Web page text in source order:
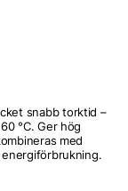
snabb torktid –
°C. Ger hög
med